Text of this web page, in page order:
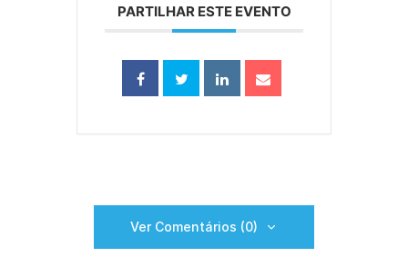
PARTILHAR ESTE EVENTO
Ver Comentários (0)